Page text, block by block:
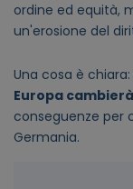
ordine ed equità,
un'erosione del
Una cosa è
Europa
conseguenze per
Germania.